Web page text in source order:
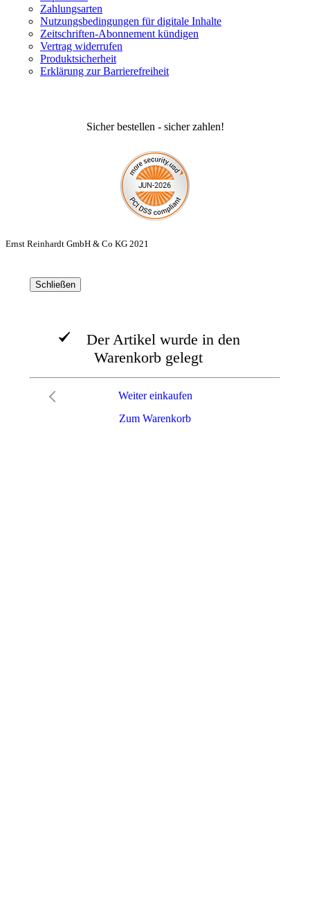
Zahlungsarten
Nutzungsbedingungen für digitale Inhalte
Zeitschriften-Abonnement kündigen
Vertrag widerrufen
Produktsicherheit
Erklärung zur Barrierefreiheit
Sicher bestellen - sicher zahlen!
Ernst Reinhardt GmbH & Co KG 2021
Schließen
Der Artikel wurde in den
Warenkorb gelegt
Zum Warenkorb
Weiter einkaufen